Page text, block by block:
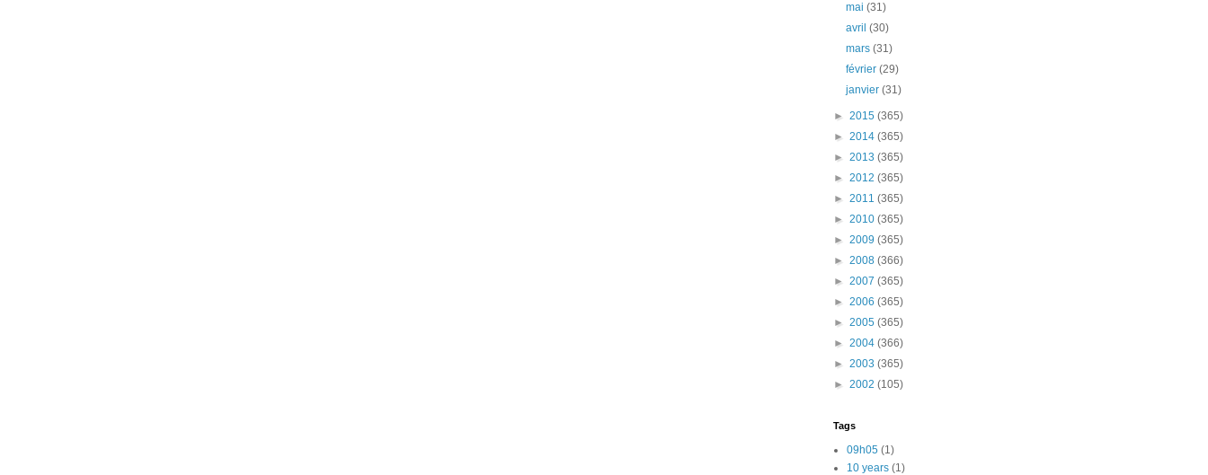
mai(31)
avril(30)
mars(31)
février(29)
janvier(31)
► 2015 (365)
► 2014 (365)
► 2013 (365)
► 2012 (365)
► 2011 (365)
► 2010 (365)
► 2009 (365)
► 2008 (366)
► 2007 (365)
► 2006 (365)
► 2005 (365)
► 2004 (366)
► 2003 (365)
► 2002 (105)
Tags
09h05 (1)
10 years (1)